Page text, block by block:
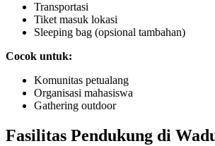
Transportasi
Tiket masuk lokasi
Sleeping bag (opsional tambahan)
Cocok untuk:
Komunitas petualang
Organisasi mahasiswa
Gathering outdoor
Fasilitas Pendukung di